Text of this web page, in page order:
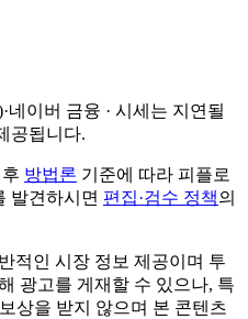
네이버 금융 · 시세는 지연될
공됩니다.
방법론 기준에 따라 피플로
발견하시면 편집·검수 정책의
적인 시장 정보 제공이며 투
광고를 게재할 수 있으나, 특
상을 받지 않으며 본 콘텐츠